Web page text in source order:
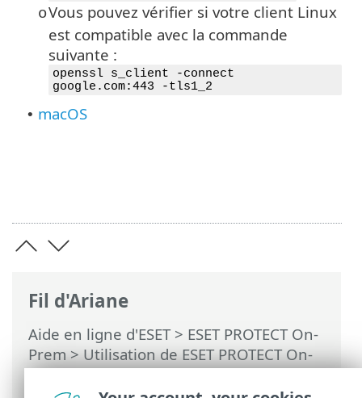
Fil d'Ariane
Aide en ligne d'ESET> ESET PROTECT On-
Prem>Utilisation de ESET PROTECT On-
Prem>ESET PROTECT On-Prem Menu
oVous pouvez vérifier si votre client Linux
est compatible avec la commande
suivante :
openssl s_client -connect
google.com:443 -tls1_2
• macOS